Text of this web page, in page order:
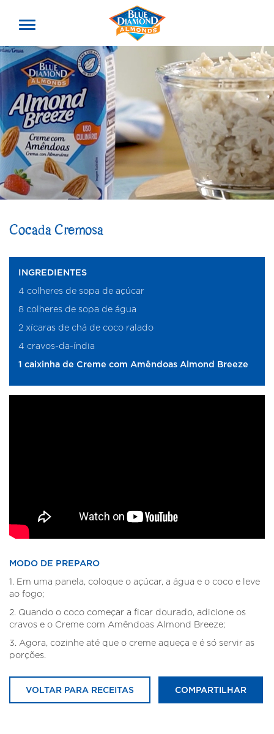
offcanvas
menu
Cocada Cremosa
INGREDIENTES
4 colheres de sopa de açúcar
8 colheres de sopa de água
2 xícaras de chá de coco ralado
4 cravos-da-índia
1 caixinha de Creme com Amêndoas Almond Breeze
MODO DE PREPARO
1. Em uma panela, coloque o açúcar, a água e o coco e leve
ao fogo;
2. Quando o coco começar a ficar dourado, adicione os
cravos e o Creme com Amêndoas Almond Breeze;
3. Agora, cozinhe até que o creme aqueça e é só servir as
porções.
VOLTAR PARA RECEITAS COMPARTILHAR